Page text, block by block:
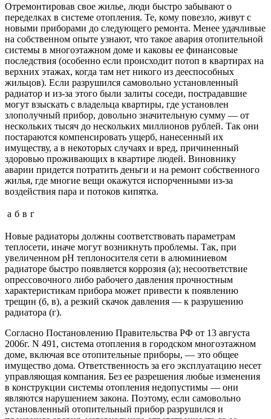
Отремонтировав свое жилье, люди быстро забывают о
переделках в системе отопления. Те, кому повезло, живут с
новыми приборами до следующего ремонта. Менее удачливые
на собственном опыте узнают, что такое авария отопительной
системы в многоэтажном доме и каковы ее финансовые
последствия (особенно если происходит потоп в квартирах на
верхних этажах, когда там нет никого из дееспособных
жильцов). Если разрушился самовольно установленный
радиатор и из-за этого были залиты соседи, пострадавшие
могут взыскать с владельца квартиры, где установлен
злополучный прибор, довольно значительную сумму — от
нескольких тысяч до нескольких миллионов рублей. Так они
постараются компенсировать ущерб, нанесенный их
имуществу, а в некоторых случаях и вред, причиненный
здоровью проживающих в квартире людей. Виновнику
аварии придется потратить деньги и на ремонт собственного
жилья, где многие вещи окажутся испорченными из-за
воздействия пара и потоков кипятка.
а б в г
Новые радиаторы должны соответствовать параметрам
теплосети, иначе могут возникнуть проблемы. Так, при
увеличенном pH теплоносителя сети в алюминиевом
радиаторе быстро появляется коррозия (а); несоответствие
опрессовочного либо рабочего давления прочностным
характеристикам прибора может привести к появлению
трещин (б, в), а резкий скачок давления — к разрушению
радиатора (г).
Согласно Постановлению Правительства РФ от 13 августа
2006г. N 491, система отопления в городском многоэтажном
доме, включая все отопительные приборы, — это общее
имущество дома. Ответственность за его эксплуатацию несет
управляющая компания. Без ее разрешения любые изменения
в конструкции системы отопления недопустимы — они
являются нарушением закона. Поэтому, если самовольно
установленный отопительный прибор разрушился и